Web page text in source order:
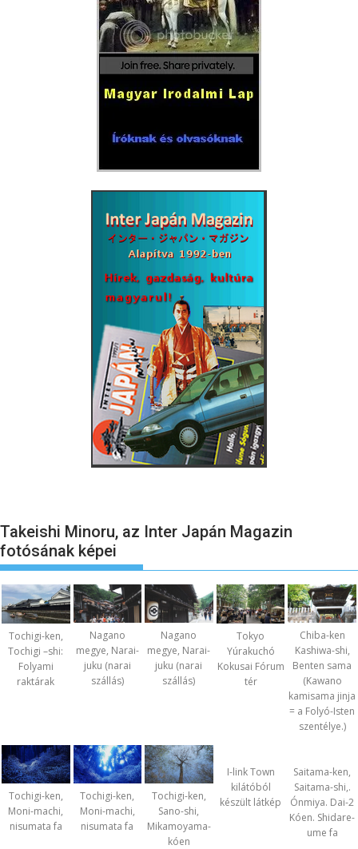
Takeishi Minoru, az Inter Japán Magazin
fotósának képei
Tochigi-ken,
Tochigi –shi:
Folyami
raktárak
Nagano
megye, Narai-
juku (narai
szállás)
Nagano
megye, Narai-
juku (narai
szállás)
Tokyo
Yúrakuchó
Kokusai Fórum
tér
Chiba-ken
Kashiwa-shi,
Benten sama
(Kawano
kamisama jinja
= a Folyó-Isten
szentélye.)
Tochigi-ken,
Moni-machi,
nisumata fa
Tochigi-ken,
Moni-machi,
nisumata fa
Tochigi-ken,
Sano-shi,
Mikamoyama-
kóen
I-link Town
kilátóból
készült látkép
Saitama-ken,
Saitama-shi,.
Ónmiya. Dai-2
Kóen. Shidare-
ume fa